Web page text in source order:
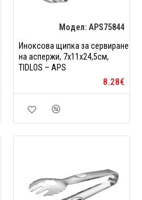
Модел: APS75844
Иноксова щипка за сервиране
на аспержи, 7x11x24,5см,
TIDLOS – APS
8.28€